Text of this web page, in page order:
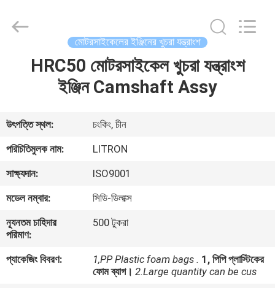
ভিডিও
আমাদের
সম্বন্ধে
পরিদর্শন
Parts
মোটরসাইকেলের ইঞ্জিনের খুচরা যন্ত্রাংশ
HRC50 মোটরসাইকেল খুচরা যন্ত্রাংশ
ইঞ্জিন Camshaft Assy
উৎপত্তি স্থল:
চংকিং, চীন
পরিচিতিমুলক নাম:
LITRON
সাক্ষ্যদান:
ISO9001
মডেল নম্বার:
সিডি-ডিলাক্স
ন্যূনতম চাহিদার
পরিমাণ:
500 টুকরা
প্যাকেজিং বিবরণ: 1,PP Plastic foam bags . 1, পিপি প্লাস্টিকের
ফোম ব্যাগ। 2.Large quantity can be cus